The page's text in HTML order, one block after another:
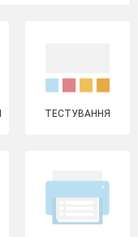
ТЕСТУВАННЯ